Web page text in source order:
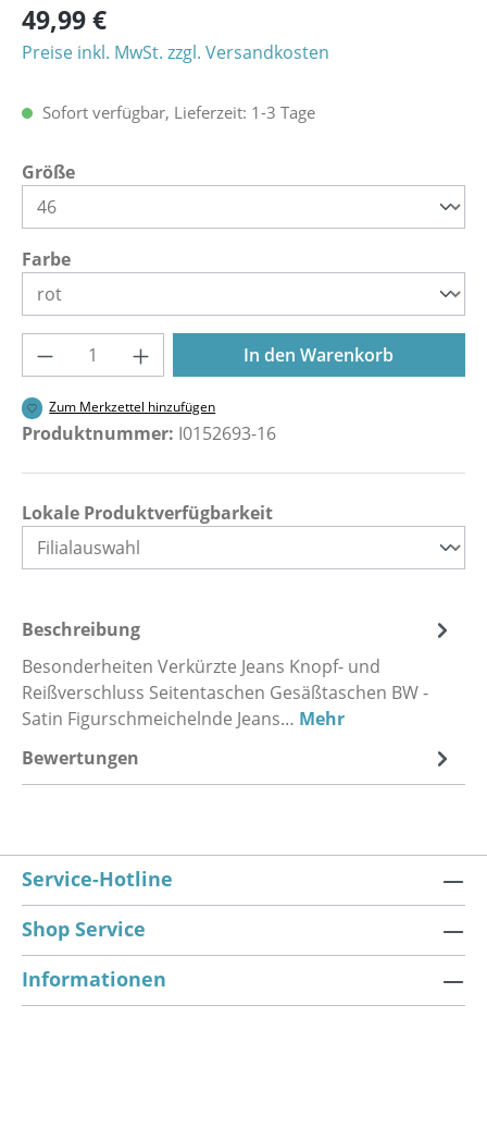
49,99 €
Preise inkl. MwSt. zzgl. Versandkosten
Sofort verfügbar, Lieferzeit: 1-3 Tage
Größeauswählen
Farbeauswählen
Produkt Anzahl: Gib den gewünschten
In den Warenkorb
Zum Merkzettel hinzufügen
Produktnummer: I0152693-16
Lokale Produktverfügbarkeit
Beschreibung
Besonderheiten Verkürzte Jeans Knopf- und
Reißverschluss Seitentaschen Gesäßtaschen BW -
Satin Figurschmeichelnde Jeans… Mehr
Bewertungen
Service-Hotline
Shop Service
Informationen